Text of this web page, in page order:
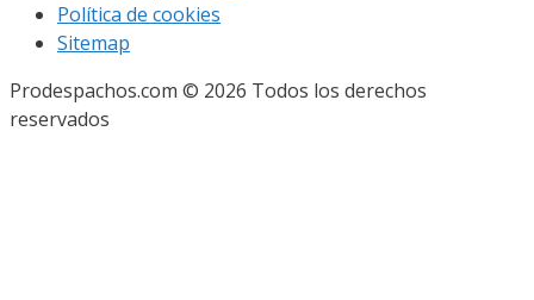
Política de cookies
Sitemap
Prodespachos.com © 2026 Todos los derechos
reservados